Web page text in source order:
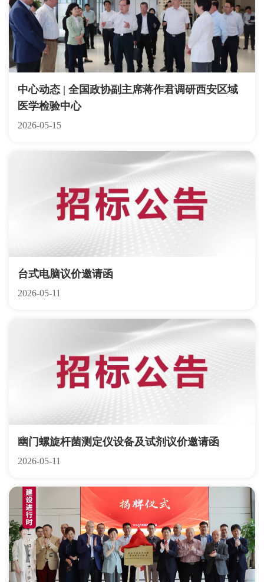
中心动态 | 全国政协副主席蒋作君调研西安区域
医学检验中心
2026-05-15
台式电脑议价邀请函
2026-05-11
幽门螺旋杆菌测定仪设备及试剂议价邀请函
2026-05-11